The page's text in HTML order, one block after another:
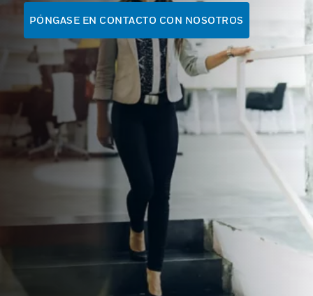
PÓNGASE EN CONTACTO CON NOSOTROS